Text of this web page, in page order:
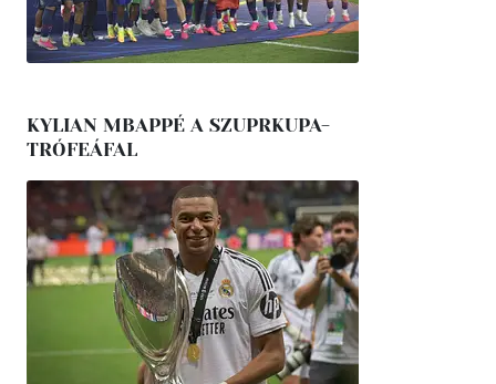
KYLIAN MBAPPÉ A SZUPRKUPA-
TRÓFEÁFAL